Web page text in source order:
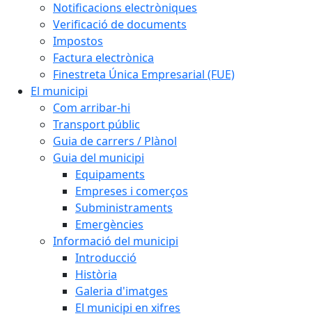
Notificacions electròniques
Verificació de documents
Impostos
Factura electrònica
Finestreta Única Empresarial (FUE)
El municipi
Com arribar-hi
Transport públic
Guia de carrers / Plànol
Guia del municipi
Equipaments
Empreses i comerços
Subministraments
Emergències
Informació del municipi
Introducció
Història
Galeria d'imatges
El municipi en xifres